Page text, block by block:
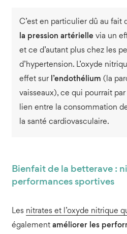
C’est en particulier dû au fait
la pression artérielle via un
et ce d’autant plus chez les
d’hypertension. L’oxyde
effet sur l’endothélium (la
vaisseaux), ce qui pourrait
lien entre la consommation
la santé cardiovasculaire.
Bienfait de la betterave :
performances sportives
Les nitrates et l’oxyde nitrique
également améliorer les